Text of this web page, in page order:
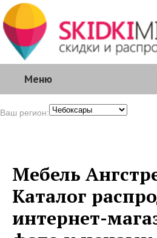
Меню
Ваш регион:
Мебель
Каталог
интернет-